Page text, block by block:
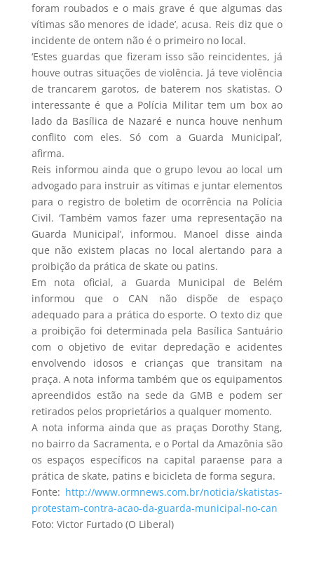
foram roubados e o mais grave é que algumas das
vítimas são menores de idade’, acusa. Reis diz que o
incidente de ontem não é o primeiro no local.
‘Estes guardas que fizeram isso são reincidentes, já
houve outras situações de violência. Já teve violência
de trancarem garotos, de baterem nos skatistas. O
interessante é que a Polícia Militar tem um box ao
lado da Basílica de Nazaré e nunca houve nenhum
conflito com eles. Só com a Guarda Municipal’,
afirma.
Reis informou ainda que o grupo levou ao local um
advogado para instruir as vítimas e juntar elementos
para o registro de boletim de ocorrência na Polícia
Civil. ‘Também vamos fazer uma representação na
Guarda Municipal’, informou. Manoel disse ainda
que não existem placas no local alertando para a
proibição da prática de skate ou patins.
Em nota oficial, a Guarda Municipal de Belém
informou que o CAN não dispõe de espaço
adequado para a prática do esporte. O texto diz que
a proibição foi determinada pela Basílica Santuário
com o objetivo de evitar depredação e acidentes
envolvendo idosos e crianças que transitam na
praça. A nota informa também que os equipamentos
apreendidos estão na sede da GMB e podem ser
retirados pelos proprietários a qualquer momento.
A nota informa ainda que as praças Dorothy Stang,
no bairro da Sacramenta, e o Portal da Amazônia são
os espaços específicos na capital paraense para a
prática de skate, patins e bicicleta de forma segura.
Fonte: http://www.ormnews.com.br/noticia/skatistas-
protestam-contra-acao-da-guarda-municipal-no-can
Foto: Victor Furtado (O Liberal)